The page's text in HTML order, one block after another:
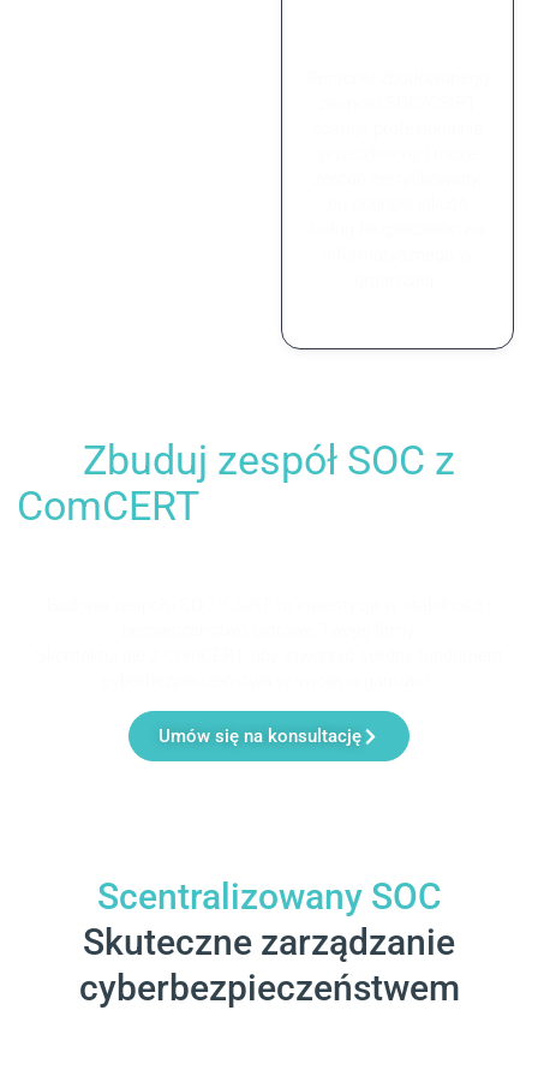
Zbuduj zespół SOC z
ComCERT– Profesjonalna
Umów się na konsultację
Scentralizowany SOC
Skuteczne zarządzanie
cyberbezpieczeństwem